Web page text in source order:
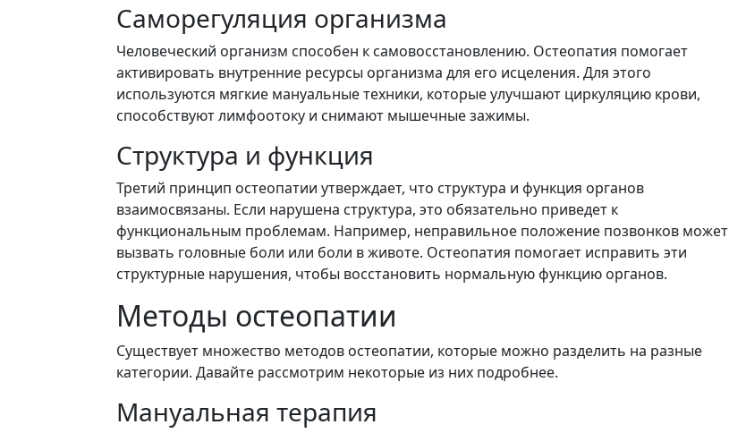
Саморегуляция организма
Человеческий организм способен к самовосстановлению. Остеопатия помогает
активировать внутренние ресурсы организма для его исцеления. Для этого
используются мягкие мануальные техники, которые улучшают циркуляцию крови,
способствуют лимфоотоку и снимают мышечные зажимы.
Структура и функция
Третий принцип остеопатии утверждает, что структура и функция органов
взаимосвязаны. Если нарушена структура, это обязательно приведет к
функциональным проблемам. Например, неправильное положение позвонков может
вызвать головные боли или боли в животе. Остеопатия помогает исправить эти
структурные нарушения, чтобы восстановить нормальную функцию органов.
Методы остеопатии
Существует множество методов остеопатии, которые можно разделить на разные
категории. Давайте рассмотрим некоторые из них подробнее.
Мануальная терапия